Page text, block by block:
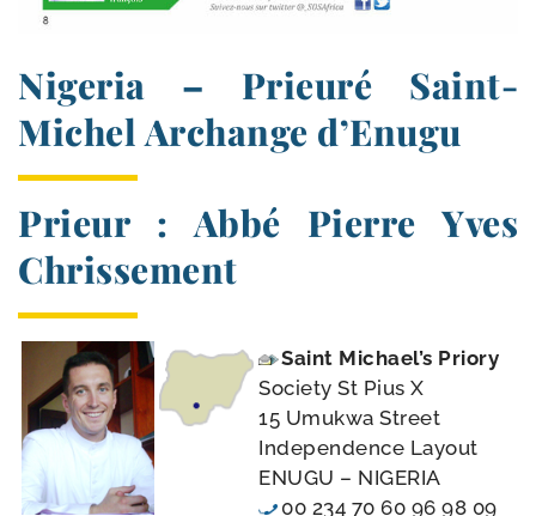
Nigeria – Prieuré Saint-​
Michel Archange d’Enugu
Prieur : Abbé Pierre Yves
Chrissement
Saint Michael’s Priory
Society St Pius X
15 Umukwa Street
Independence Layout
ENUGU – NIGERIA
00 234 70 60 96 98 09